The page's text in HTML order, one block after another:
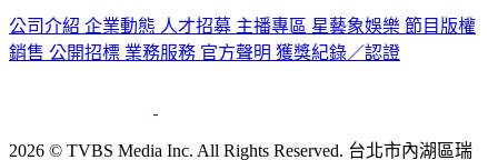
公司介紹 企業動態 人才招募 主播專區 星藝象娛樂 節目版權
銷售 公開招標 業務服務 官方聲明 獲獎紀錄／認證
2026 © TVBS Media Inc. All Rights Reserved. 台北市內湖區瑞